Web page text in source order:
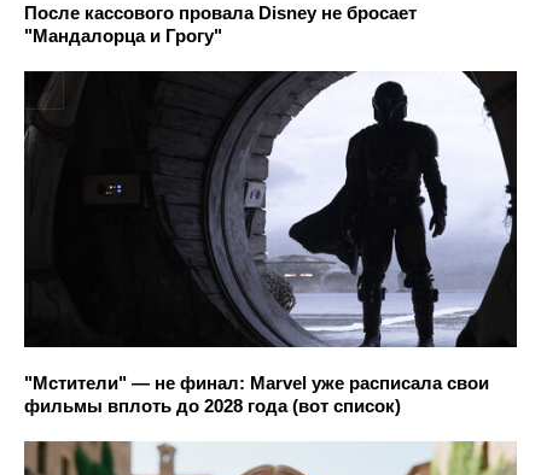
После кассового провала Disney не бросает
"Мандалорца и Грогу"
"Мстители" — не финал: Marvel уже расписала свои
фильмы вплоть до 2028 года (вот список)